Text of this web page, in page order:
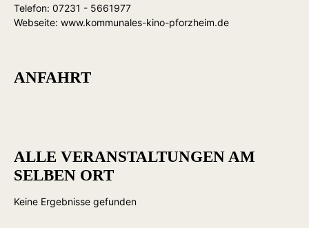
Telefon: 07231 - 5661977
Webseite: www.kommunales-kino-pforzheim.de
ANFAHRT
ALLE VERANSTALTUNGEN AM
SELBEN ORT
Keine Ergebnisse gefunden